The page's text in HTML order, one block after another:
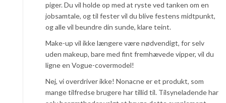
piger. Du vil holde op med at ryste ved tanken om en
jobsamtale, og til fester vil du blive festens midtpunkt,
og alle vil beundre din sunde, klare teint.
Make-up vil ikke længere være nødvendigt, for selv
uden makeup, bare med fint fremhævede vipper, vil du
ligne en Vogue-covermodel!
Nej, vi overdriver ikke! Nonacne er et produkt, som
mange tilfredse brugere har tillid til. Tilsyneladende har